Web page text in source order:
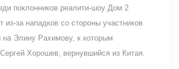
поклонников реалити-шоу Дом 2
из-за нападков со стороны участников
на Элину Рахимову, к которым
Хорошев, вернувшийся из Китая.